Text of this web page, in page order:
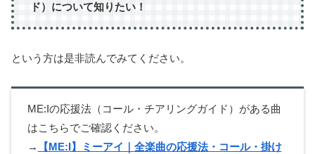
ド）について知りたい！
という方は是非読んでみてください。
ME:Iの応援法（コール・チアリングガイド）がある曲
はこちらでご確認ください。
→
【ME:I】ミーアイ｜全楽曲の応援法・コール・掛け